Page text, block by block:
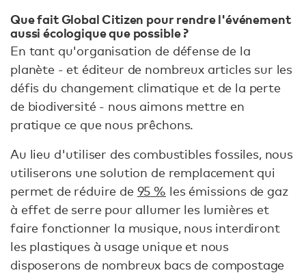
Que fait Global Citizen pour rendre l'événement
aussi écologique que possible ?
En tant qu'organisation de défense de la
planète - et éditeur de nombreux articles sur les
défis du changement climatique et de la perte
de biodiversité - nous aimons mettre en
pratique ce que nous prêchons.
Au lieu d'utiliser des combustibles fossiles, nous
utiliserons une solution de remplacement qui
permet de réduire de 95 % les émissions de gaz
à effet de serre pour allumer les lumières et
faire fonctionner la musique, nous interdiront
les plastiques à usage unique et nous
disposerons de nombreux bacs de compostage